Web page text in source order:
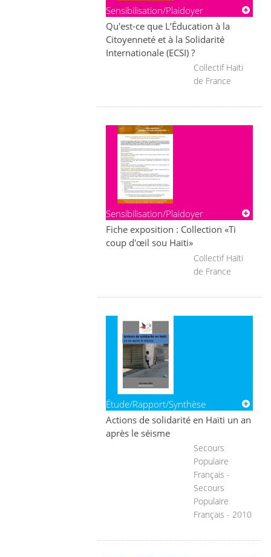
Sensibilisation/Plaidoyer
Qu'est-ce que L’Éducation à la
Citoyenneté et à la Solidarité
Internationale (ECSI) ?
Collectif Haïti
de France
Sensibilisation/Plaidoyer
Fiche exposition : Collection «Ti
coup d'œil sou Haïti»
Collectif Haïti
de France
Étude/Rapport/Synthèse
Actions de solidarité en Haïti un an
après le séisme
Secours
Populaire
Français -
Secours
Populaire
Français - 2010